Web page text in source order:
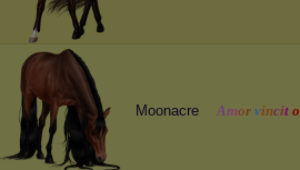
Moonacre Amor vincit o